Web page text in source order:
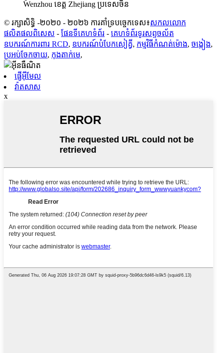
Wenzhou ខេត្ត Zhejiang ប្រទេសចិន
© រក្សាសិទ្ធិ -២០២០ - ២០២៦ ការគាំទ្របច្ចេកទេស៖សកលលោក
ផលិតផលពិសេស - ផែនទីគេហទំព័រ - គេហទំព័រ​ទូរសព្ទ​ចល័ត
ឧបករណ៍ការពារ RCD, ឧបករណ៍​បំបែក​សៀគ្វី, កម្មវិធីកំណត់ម៉ោង, ចង្កៀង,
ប្រអប់ចែកចាយ, កុងតាក់មេ,
ផ្ញើអ៊ីមែល
វ៉ាតសាស
x